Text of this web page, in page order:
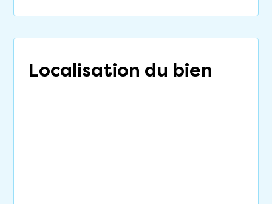
Localisation du bien